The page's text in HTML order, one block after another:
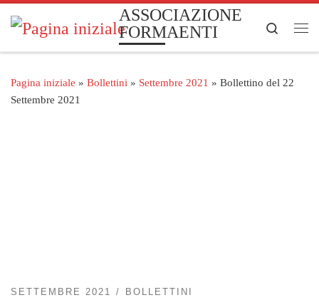
Passa al contenuto
ASSOCIAZIONE
FORMAENTI
Search
Pagina iniziale » Bollettini » Settembre 2021 » Bollettino del 22
Settembre 2021
SETTEMBRE 2021 BOLLETTINI